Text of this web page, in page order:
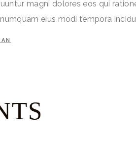
magni dolores eos qui
eius modi tempora